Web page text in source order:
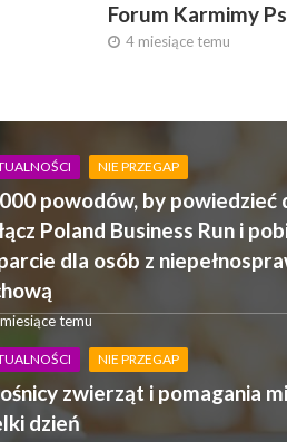
Forum Karmimy
4 miesiące temu
NIE PRZEGAP
powodów, by powiedzieć
Poland Business Run i
dla osób z
temu
NIE PRZEGAP
zwierząt i pomagania
dzień